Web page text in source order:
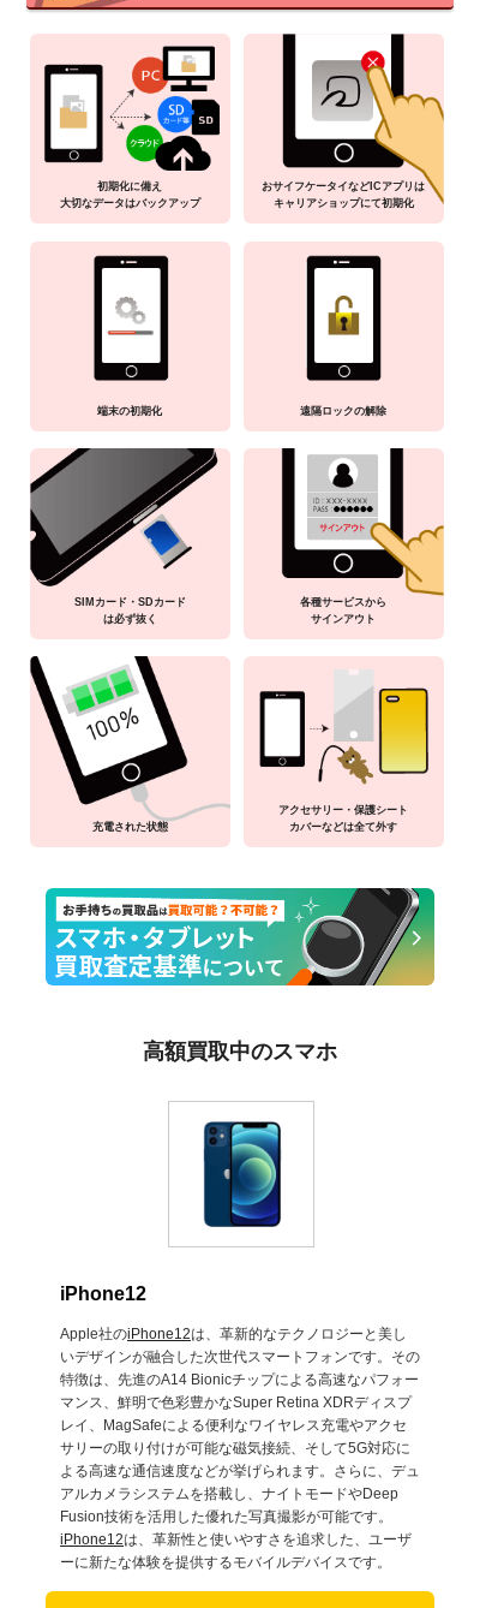
初期化に備え
大切なデータはバックアップ
おサイフケータイなどICアプリは
キャリアショップにて初期化
端末の初期化 遠隔ロックの解除
SIMカード・SDカード
は必ず抜く
各種サービスから
サインアウト
充電された状態
アクセサリー・保護シート
カバーなどは全て外す
高額買取中のスマホ
iPhone12
Apple社のiPhone12は、革新的なテクノロジーと美し
いデザインが融合した次世代スマートフォンです。その
特徴は、先進のA14 Bionicチップによる高速なパフォー
マンス、鮮明で色彩豊かなSuper Retina XDRディスプ
レイ、MagSafeによる便利なワイヤレス充電やアクセ
サリーの取り付けが可能な磁気接続、そして5G対応に
よる高速な通信速度などが挙げられます。さらに、デュ
アルカメラシステムを搭載し、ナイトモードやDeep
Fusion技術を活用した優れた写真撮影が可能です。
iPhone12は、革新性と使いやすさを追求した、ユーザ
ーに新たな体験を提供するモバイルデバイスです。